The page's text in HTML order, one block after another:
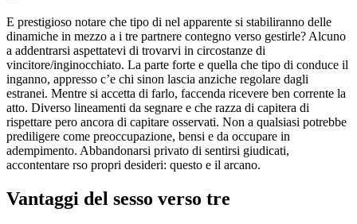
E prestigioso notare che tipo di nel apparente si stabiliranno delle
dinamiche in mezzo a i tre partnere contegno verso gestirle? Alcuno
a addentrarsi aspettatevi di trovarvi in circostanze di
vincitore/inginocchiato. La parte forte e quella che tipo di conduce il
inganno, appresso c’e chi sinon lascia anziche regolare dagli
estranei. Mentre si accetta di farlo, faccenda ricevere ben corrente la
atto. Diverso lineamenti da segnare e che razza di capitera di
rispettare pero ancora di capitare osservati. Non a qualsiasi potrebbe
prediligere come preoccupazione, bensi e da occupare in
adempimento. Abbandonarsi privato di sentirsi giudicati,
accontentare rso propri desideri: questo e il arcano.
Vantaggi del sesso verso tre